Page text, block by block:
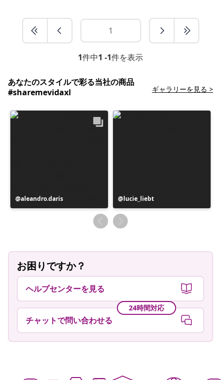
1件中1 -1件を表示
あなたのスタイルで彩る当社の商品
#sharemevidaxl
ギャラリーを見る >
投
稿
aleandro.daris
投
稿
者
lucie_liebt
お困りですか？
ヘルプセンターを見る
24時間対応
チャットで問い合わせる